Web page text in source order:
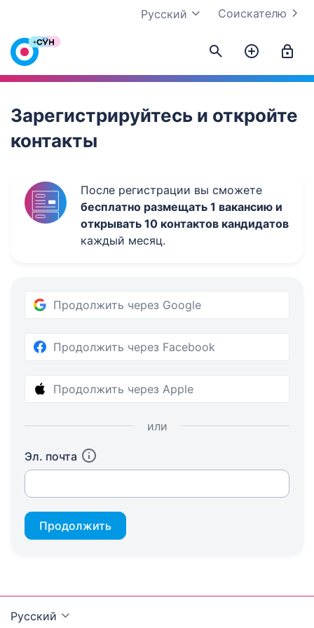
Соискателю
Русский
Work.ua
Зарегистрируйтесь и откройте
контакты
После регистрации вы сможете
бесплатно размещать 1 вакансию и
открывать 10 контактов кандидатов
каждый месяц.
Продолжить через Google
Продолжить через Facebook
Продолжить через Apple
или
Эл. почта
Продолжить
Русский